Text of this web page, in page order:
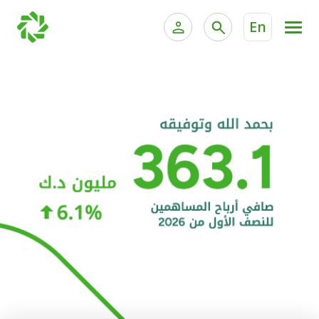
En
الخدمات المصرفية الإلكترونية للشركات
خدمة "بيتك" للتداول الإلكتروني
الحسابات المصرفية
البطاقات
"برامج العملاء"